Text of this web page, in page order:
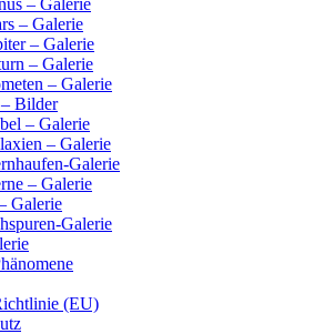
– Galerie
– Galerie
– Galerie
– Galerie
Bilder
– Galerie
– Galerie
Galerie
– Galerie
Galerie
Galerie
(EU)